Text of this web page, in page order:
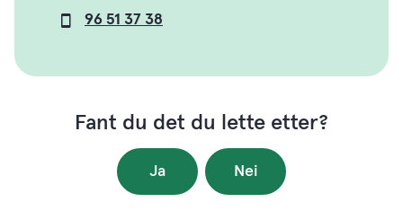
post
Mobil
96 51 37 38
Fant du det du lette etter?
Ja Nei